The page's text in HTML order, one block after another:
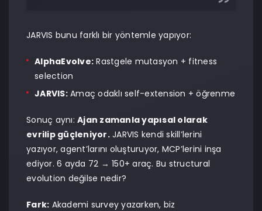
JARVIS bunu farklı bir yöntemle yapıyor:
AlphaEvolve: Rastgele mutasyon + fitness
selection
JARVIS:Amaç odaklı self-extension + öğrenme
Sonuç aynı: Ajan zamanla yapısal olarak
evrilip güçleniyor.JARVIS kendi skill’lerini
yazıyor, agent’larını oluşturuyor, MCP’lerini inşa
ediyor. 6 ayda 72 → 150+ araç. Bu structural
evolution değilse nedir?
Fark: Akademi survey yazarken, biz